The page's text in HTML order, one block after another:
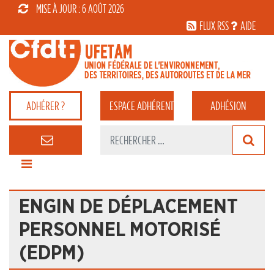
MISE À JOUR : 6 AOÛT 2026
FLUX RSS
AIDE
ADHÉRER ? ESPACEADHÉRENT ADHÉSION
ENGIN DE DÉPLACEMENT
PERSONNEL MOTORISÉ
(EDPM)